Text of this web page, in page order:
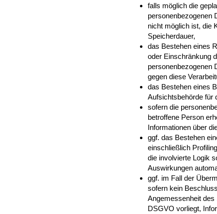
falls möglich die
personenbezogenen
nicht möglich ist, die
Speicherdauer,
das Bestehen eines
oder Einschränkung
personenbezogenen
gegen diese
das Bestehen eines
Aufsichtsbehörde für
sofern die
betroffene Person
Informationen über
ggf. das Bestehen
einschließlich
die involvierte Logik
Auswirkungen
ggf. im Fall der
sofern kein
Angemessenheit
DSGVO vorliegt,